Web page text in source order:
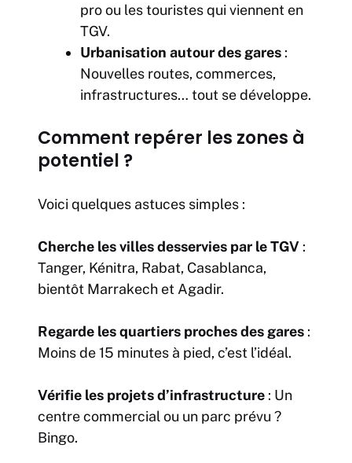
pro ou les touristes qui viennent en
TGV.
Urbanisation autour des gares :
Nouvelles routes, commerces,
infrastructures… tout se développe.
Comment repérer les zones à
potentiel ?
Voici quelques astuces simples :
Cherche les villes desservies par le TGV :
Tanger, Kénitra, Rabat, Casablanca,
bientôt Marrakech et Agadir.
Regarde les quartiers proches des gares :
Moins de 15 minutes à pied, c’est l’idéal.
Vérifie les projets d’infrastructure : Un
centre commercial ou un parc prévu ?
Bingo.